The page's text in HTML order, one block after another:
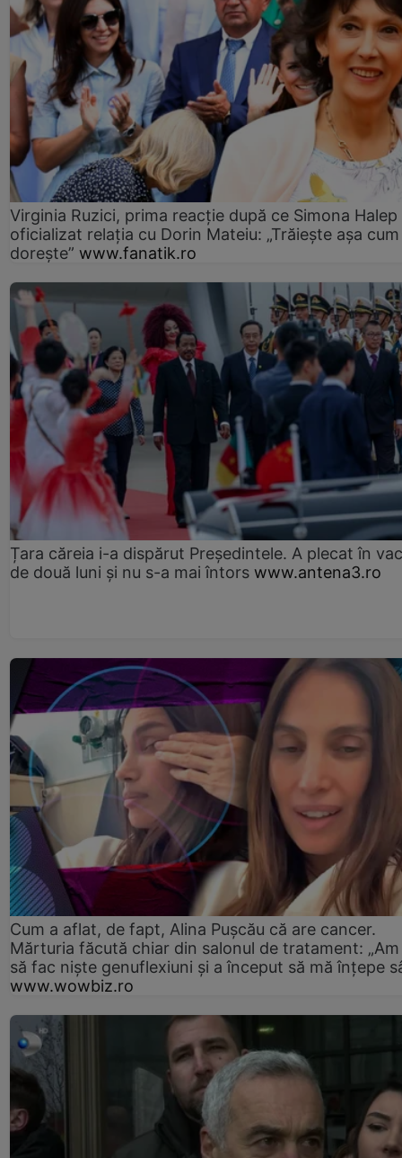
Virginia Ruzici, prima reacție după ce Simona Halep
oficializat relația cu Dorin Mateiu: „Trăiește așa cum
dorește” www.fanatik.ro
Țara căreia i-a dispărut Președintele. A plecat în
de două luni și nu s-a mai întors www.antena3.ro
Cum a aflat, de fapt, Alina Pușcău că are cancer.
Mărturia făcută chiar din salonul de tratament:
să fac niște genuflexiuni și a început să mă înțepe
www.wowbiz.ro